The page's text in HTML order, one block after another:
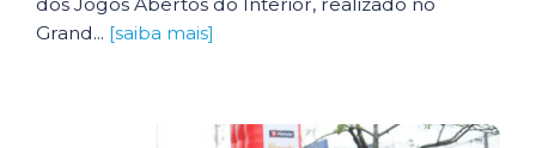
Grand... [saiba mais]